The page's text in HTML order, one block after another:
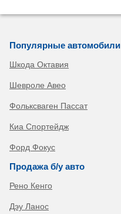
Популярные автомобили
Шкода Октавия
Шевроле Авео
Фольксваген Пассат
Киа Спортейдж
Форд Фокус
Продажа б/у авто
Рено Кенго
Дэу Ланос